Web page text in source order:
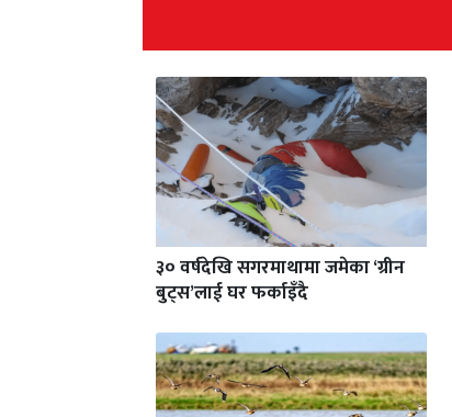
३० वर्षदेखि सगरमाथामा जमेका ‘ग्रीन
बुट्स’लाई घर फर्काइँदै